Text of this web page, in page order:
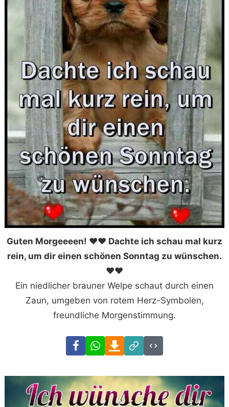
Guten Morgeeeen! ❤️❤️ Dachte ich schau mal kurz
rein, um dir einen schönen Sonntag zu wünschen.
❤️❤️
Ein niedlicher brauner Welpe schaut durch einen
Zaun, umgeben von rotem Herz-Symbolen,
freundliche Morgenstimmung.
FacebookWhatsAppDownload
Link
Code